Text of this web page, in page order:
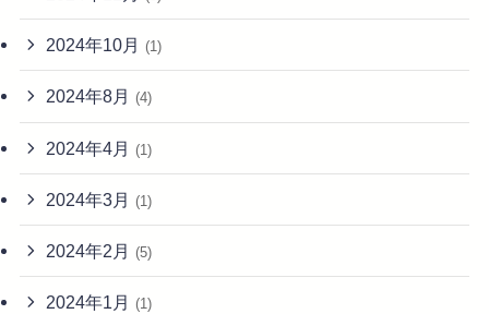
2024年10月 (1)
2024年8月 (4)
2024年4月 (1)
2024年3月 (1)
2024年2月 (5)
2024年1月 (1)